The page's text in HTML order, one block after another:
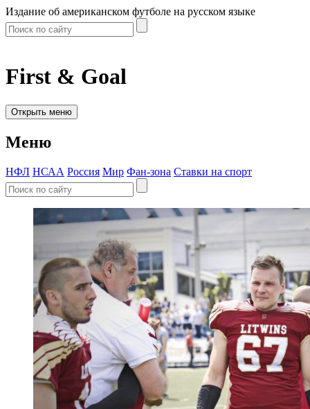
Издание об американском футболе на русском языке
First & Goal
Открыть меню
Меню
НФЛ НСАА Россия Мир Фан-зона Ставки на спорт